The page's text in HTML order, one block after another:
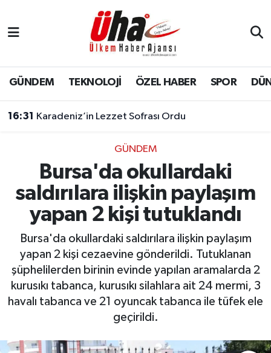
GÜNDEM TEKNOLOJİ ÖZEL HABER SPOR
16:31 Karadeniz’in Lezzet Sofrası Ordu
GÜNDEM
Bursa'da okullardaki
saldırılara ilişkin paylaşım
yapan 2 kişi tutuklandı
Bursa'da okullardaki saldırılara ilişkin paylaşım
yapan 2 kişi cezaevine gönderildi. Tutuklanan
şüphelilerden birinin evinde yapılan aramalarda 2
kurusıkı tabanca, kurusıkı silahlara ait 24 mermi, 3
havalı tabanca ve 21 oyuncak tabanca ile tüfek ele
geçirildi.
İstanbul Nöbetçi Eczaneler
İstanbul Hava Durumu
Süper Lig Puan Durumu ve Fikstür
Tüm Manşetler
Haber Arşivi